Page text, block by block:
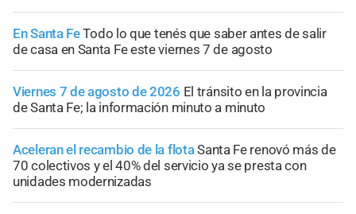
En Santa FeTodo lo que tenés que saber antes de salir
de casa en Santa Fe este viernes 7 de agosto
Viernes 7 de agosto de 2026 El tránsito en la provincia
de Santa Fe; la información minuto a minuto
Aceleran el recambio de la flotaSanta Fe renovó más de
70 colectivos y el 40% del servicio ya se presta con
unidades modernizadas